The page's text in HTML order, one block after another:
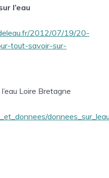
l’eau
2012/07/19/20-
tout-savoir-sur-
Loire Bretagne